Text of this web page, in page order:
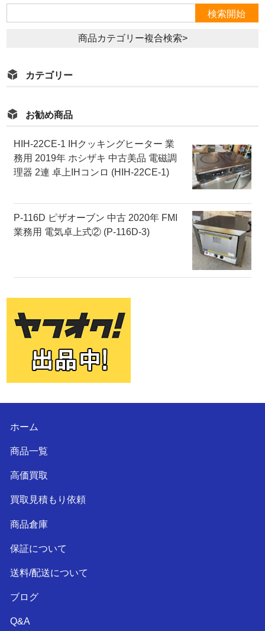
商品カテゴリー複合検索>
カテゴリー
お勧め商品
HIH-22CE-1 IHクッキングヒーター 業
務用 2019年 ホシザキ 中古美品 電磁調
理器 2連 卓上IHコンロ (HIH-22CE-1)
P-116D ピザオーブン 中古 2020年 FMI
業務用 電気卓上式② (P-116D-3)
ホーム
商品一覧
高価買取
買取見積もり依頼
商品倉庫
保証について
送料/配送について
ブログ
Q&A